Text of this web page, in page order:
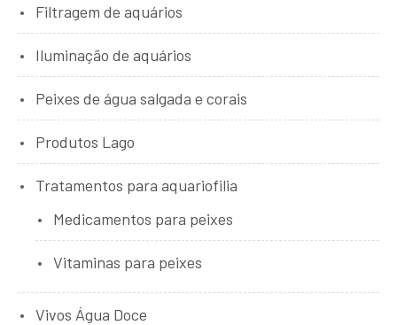
Filtragem de aquários
Iluminação de aquários
Peixes de água salgada e corais
Produtos Lago
Tratamentos para aquariofilia
Medicamentos para peixes
Vitaminas para peixes
Vivos Água Doce